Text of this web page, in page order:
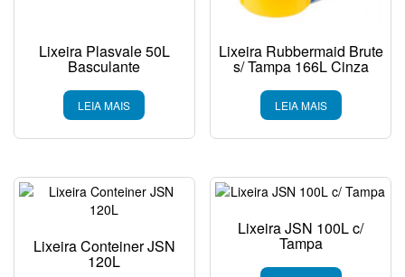
Lixeira Plasvale 50L
Basculante
LEIA MAIS
Lixeira Rubbermaid Brute
s/ Tampa 166L Cinza
LEIA MAIS
Lixeira Conteiner JSN
120L
Lixeira JSN 100L c/
Tampa